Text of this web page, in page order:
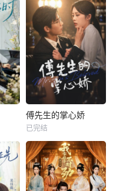
傅先生的掌心娇
已完结